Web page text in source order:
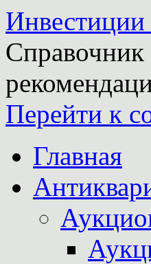
Инвестиции
Перейти к
Главная